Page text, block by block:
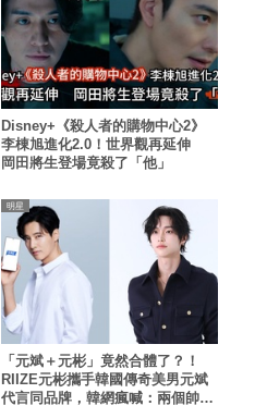
Disney+《殺人者的購物中心2》
李棟旭進化2.0！世界觀再延伸
岡田將生登場竟殺了「他」
「元斌＋元彬」竟然合體了？！
RIIZE元彬攜手韓國傳奇美男元斌
代言同品牌，韓網瘋喊：兩個帥哥
明星